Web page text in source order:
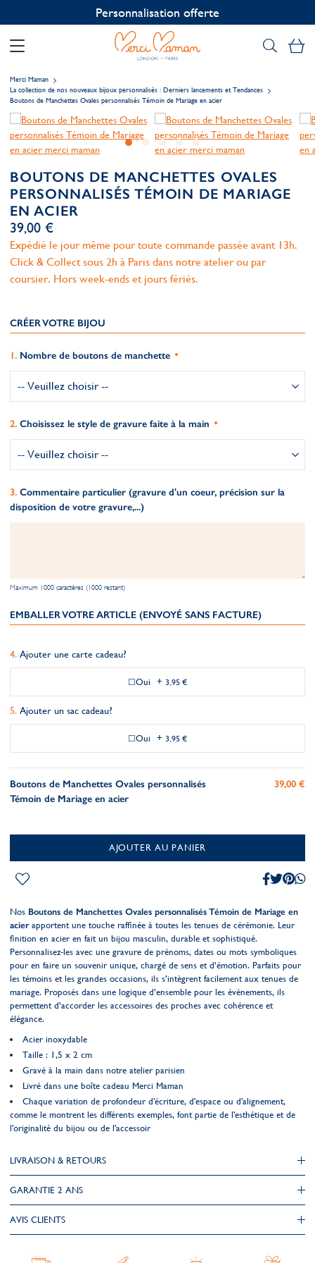
Personnalisation offerte
Merci Maman
La collection de nos nouveaux bijoux personnalisés : Derniers lancements et Tendances
Boutons de Manchettes Ovales personnalisés Témoin de Mariage en acier
BOUTONS DE MANCHETTES OVALES
PERSONNALISÉS TÉMOIN DE MARIAGE
EN ACIER
39,00 €
Expédié le jour même pour toute commande passée avant 13h.
Click & Collect sous 2h à Paris dans notre atelier ou par
coursier. Hors week-ends et jours fériés.
CRÉER VOTRE BIJOU
Nombre de boutons de manchette
Choisissez le style de gravure faite à la main
Commentaire particulier (gravure d'un coeur, précision sur la
disposition de votre gravure,...)
Maximum 1000 caractères (1000 restant)
EMBALLER VOTRE ARTICLE (ENVOYÉ SANS FACTURE)
Ajouter une carte cadeau?
Oui + 3,95 €
Ajouter un sac cadeau?
Oui + 3,95 €
Boutons de Manchettes Ovales personnalisés
Témoin de Mariage en acier
39,00 €
AJOUTER AU PANIER
Nos Boutons de Manchettes Ovales personnalisés Témoin de Mariage en
acierapportent une touche raffinée à toutes les tenues de cérémonie. Leur
finition en acier en fait un bijou masculin, durable et sophistiqué.
Personnalisez-les avec une gravure de prénoms, dates ou mots symboliques
pour en faire un souvenir unique, chargé de sens et d’émotion. Parfaits pour
les témoins et les grandes occasions, ils s’intègrent facilement aux tenues de
mariage. Proposés dans une logique d’ensemble pour les événements, ils
permettent d’accorder les accessoires des proches avec cohérence et
élégance.
Acier inoxydable
Taille : 1,5 x 2 cm
Gravé à la main dans notre atelier parisien
Livré dans une boîte cadeau Merci Maman
Chaque variation de profondeur d'écriture, d'espace ou d'alignement,
comme le montrent les différents exemples, font partie de l'esthétique et de
l'originalité du bijou ou de l'accessoir
LIVRAISON & RETOURS
GARANTIE 2 ANS
AVIS CLIENTS